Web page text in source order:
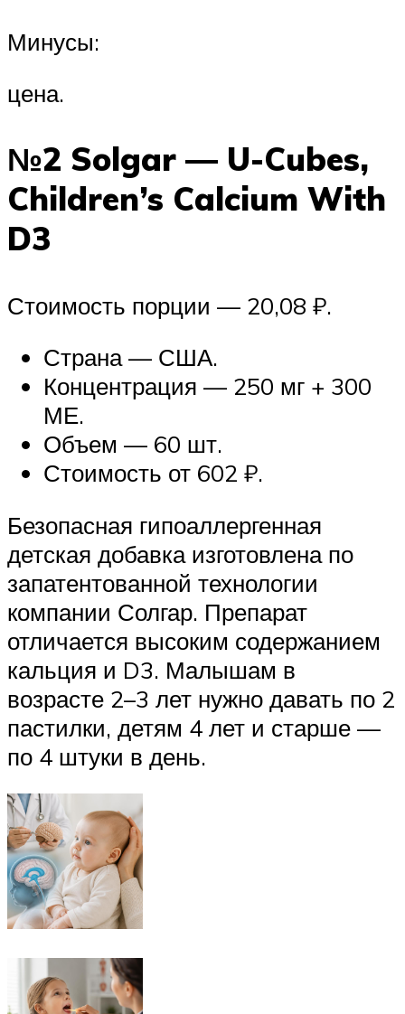
Минусы:
цена.
№2 Solgar — U-Cubes,
Children’s Calcium With
D3
Стоимость порции — 20,08 ₽.
Страна — США.
Концентрация — 250 мг + 300
МЕ.
Объем — 60 шт.
Стоимость от 602 ₽.
Безопасная гипоаллергенная
детская добавка изготовлена по
запатентованной технологии
компании Солгар. Препарат
отличается высоким содержанием
кальция и D3. Малышам в
возрасте 2–3 лет нужно давать по 2
пастилки, детям 4 лет и старше —
по 4 штуки в день.